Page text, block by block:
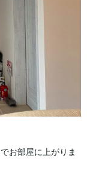
お部屋に上がりま